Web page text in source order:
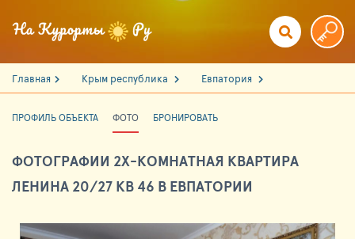
Главная Крым республика Евпатория
ПРОФИЛЬ ОБЪЕКТА ФОТО БРОНИРОВАТЬ
ФОТОГРАФИИ 2Х-КОМНАТНАЯ КВАРТИРА
ЛЕНИНА 20/27 КВ 46 В ЕВПАТОРИИ